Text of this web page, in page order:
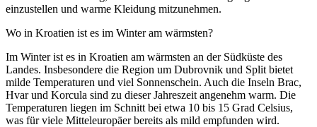
einzustellen und warme Kleidung mitzunehmen.
Wo in Kroatien ist es im Winter am wärmsten?
Im Winter ist es in Kroatien am wärmsten an der Südküste des
Landes. Insbesondere die Region um Dubrovnik und Split bietet
milde Temperaturen und viel Sonnenschein. Auch die Inseln Brac,
Hvar und Korcula sind zu dieser Jahreszeit angenehm warm. Die
Temperaturen liegen im Schnitt bei etwa 10 bis 15 Grad Celsius,
was für viele Mitteleuropäer bereits als mild empfunden wird.